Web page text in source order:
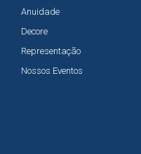
Anuidade
Decore
Representação
Nossos Eventos